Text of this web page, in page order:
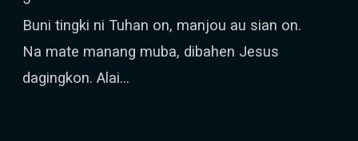
Buni tingki ni Tuhan on, manjou au sian on.
Na mate manang muba, dibahen Jesus
dagingkon. Alai…